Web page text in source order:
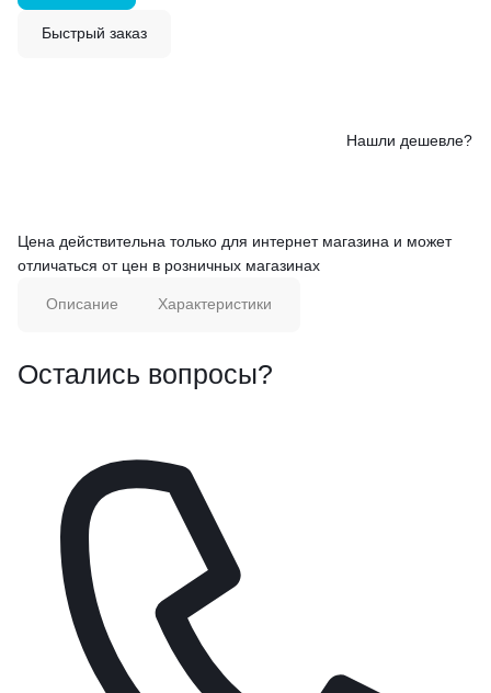
Быстрый заказ
Нашли дешевле?
Цена действительна только для интернет магазина и может
отличаться от цен в розничных магазинах
Описание Характеристики
Остались вопросы?